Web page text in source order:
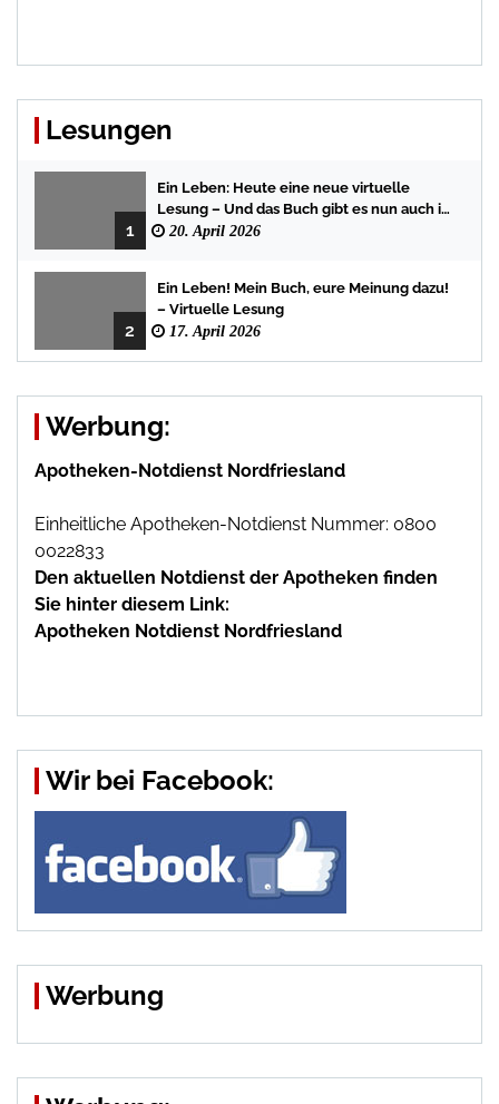
Lesungen
1
Ein Leben: Heute eine neue virtuelle
Lesung – Und das Buch gibt es nun auch in
der Bredstedter Stadtbuchhandlung
20. April 2026
2
Ein Leben! Mein Buch, eure Meinung dazu!
– Virtuelle Lesung
17. April 2026
Werbung:
Apotheken-Notdienst Nordfriesland
Einheitliche Apotheken-Notdienst Nummer: 0800
0022833
Den aktuellen Notdienst der Apotheken finden
Sie hinter diesem Link:
Apotheken Notdienst Nordfriesland
Wir bei Facebook:
Werbung